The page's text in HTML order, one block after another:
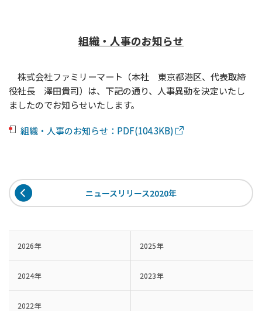
組織・人事のお知らせ
株式会社ファミリーマート（本社 東京都港区、代表取締
役社長 澤田貴司）は、下記の通り、人事異動を決定いたし
ましたのでお知らせいたします。
組織・人事のお知らせ：PDF(104.3KB)
ニュースリリース2020年
2026年 2025年
2024年 2023年
2022年